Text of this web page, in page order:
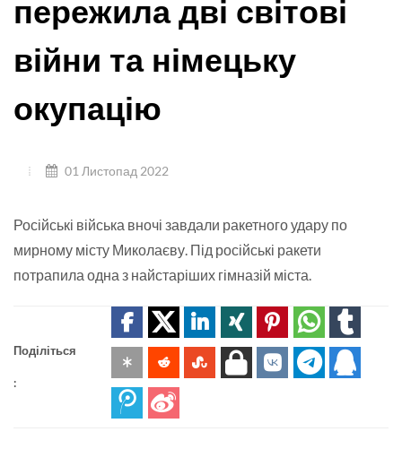
пережила дві світові
війни та німецьку
окупацію
01 Листопад 2022
Російські війська вночі завдали ракетного удару по
мирному місту Миколаєву. Під російські ракети
потрапила одна з найстаріших гімназій міста.
Поділіться
: